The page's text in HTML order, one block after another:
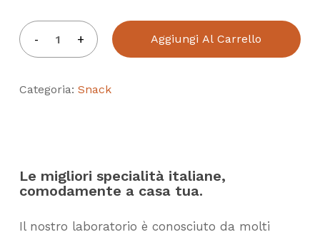
Aggiungi Al Carrello
Categoria: Snack
Le migliori specialità italiane,
comodamente a casa tua.
Il nostro laboratorio è conosciuto da molti